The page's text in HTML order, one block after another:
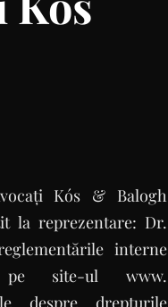
Kós & Balogh
la reprezentare: Dr.
interne
site-ul www.